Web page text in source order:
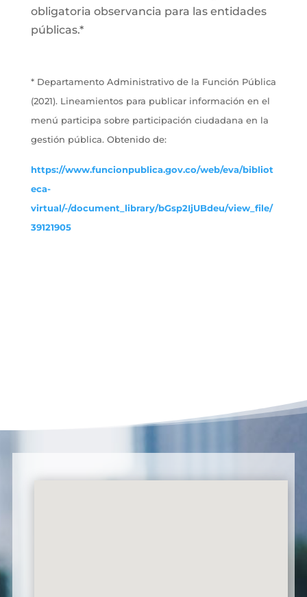
obligatoria observancia para las entidades
públicas.*
* Departamento Administrativo de la Función Pública
(2021). Lineamientos para publicar información en el
menú participa sobre participación ciudadana en la
gestión pública. Obtenido de:
https://www.funcionpublica.gov.co/web/eva/bibliot
eca-
virtual/-/document_library/bGsp2IjUBdeu/view_file/
39121905